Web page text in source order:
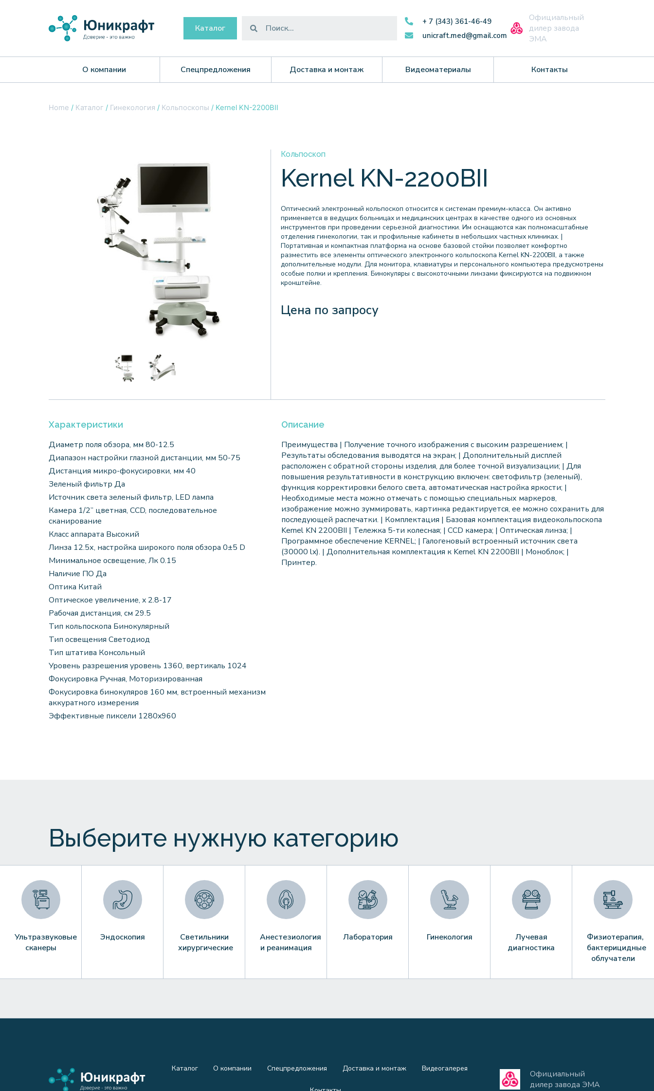
Каталог
+ 7 (343) 361-46-49
unicraft.med@gmail.com
Официальный
дилер завода
ЭМА
О компании Спецпредложения Доставка и монтаж Видеоматериалы Контакты
Home / Каталог / Гинекология / Кольпоскопы / Kernel KN-2200BII
Кольпоскоп
Kernel KN-2200BII
Оптический электронный кольпоскоп относится к системам премиум-класса. Он активно
применяется в ведущих больницах и медицинских центрах в качестве одного из основных
инструментов при проведении серьезной диагностики. Им оснащаются как полномасштабные
отделения гинекологии, так и профильные кабинеты в небольших частных клиниках. |
Портативная и компактная платформа на основе базовой стойки позволяет комфортно
разместить все элементы оптического электронного кольпоскопа Kernel KN-2200BII, а также
дополнительные модули. Для монитора, клавиатуры и персонального компьютера предусмотрены
особые полки и крепления. Бинокуляры с высокоточными линзами фиксируются на подвижном
кронштейне.
Цена по запросу
Характеристики
Диаметр поля обзора, мм 80-12.5
Диапазон настройки глазной дистанции, мм 50-75
Дистанция микро-фокусировки, мм 40
Зеленый фильтр Да
Источник света зеленый фильтр, LED лампа
Камера 1/2” цветная, CCD, последовательное
сканирование
Класс аппарата Высокий
Линза 12.5х, настройка широкого поля обзора 0±5 D
Минимальное освещение, Лк 0.15
Наличие ПО Да
Оптика Китай
Оптическое увеличение, x 2.8-17
Рабочая дистанция, см 29.5
Тип кольпоскопа Бинокулярный
Тип освещения Светодиод
Тип штатива Консольный
Уровень разрешения уровень 1360, вертикаль 1024
Фокусировка Ручная, Моторизированная
Фокусировка бинокуляров 160 мм, встроенный механизм
аккуратного измерения
Эффективные пиксели 1280x960
Описание
Преимущества | Получение точного изображения с высоким разрешением; |
Результаты обследования выводятся на экран; | Дополнительный дисплей
расположен с обратной стороны изделия, для более точной визуализации; | Для
повышения результативности в конструкцию включен: светофильтр (зеленый),
функция корректировки белого света, автоматическая настройка яркости; |
Необходимые места можно отмечать с помощью специальных маркеров,
изображение можно зуммировать, картинка редактируется, ее можно сохранить для
последующей распечатки. | Комплектация | Базовая комплектация видеокольпоскопа
Kernel KN 2200BII | Тележка 5-ти колесная; | CCD камера; | Оптическая линза; |
Программное обеспечение KERNEL; | Галогеновый встроенный источник света
(30000 lx). | Дополнительная комплектация к Kernel KN 2200BII | Моноблок; |
Принтер.
Выберите нужную категорию
Ультразвуковые
сканеры
Эндоскопия
Светильники
хирургические
Анестезиология
и реанимация
Лаборатория Гинекология
Лучевая
диагностика
Физиотерапия,
бактерицидные
облучатели
Каталог О компании Спецпредложения Доставка и монтаж Видеогалерея
Официальный
дилер завода ЭМА